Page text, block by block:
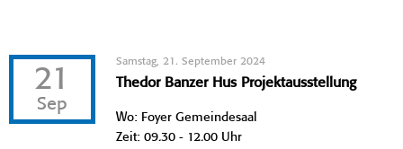
21
Sep
Samstag, 21. September 2024
Thedor Banzer Hus Projektausstellung
Wo: Foyer Gemeindesaal
Zeit: 09.30 - 12.00 Uhr